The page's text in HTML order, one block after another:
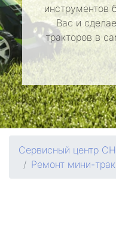
инструментов
Вас и
тракторов в
Сервисный центр
Ремонт мини-